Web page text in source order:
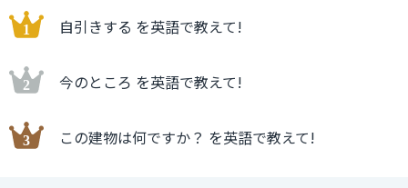
自引きする を英語で教えて!
今のところ を英語で教えて!
この建物は何ですか？ を英語で教えて!